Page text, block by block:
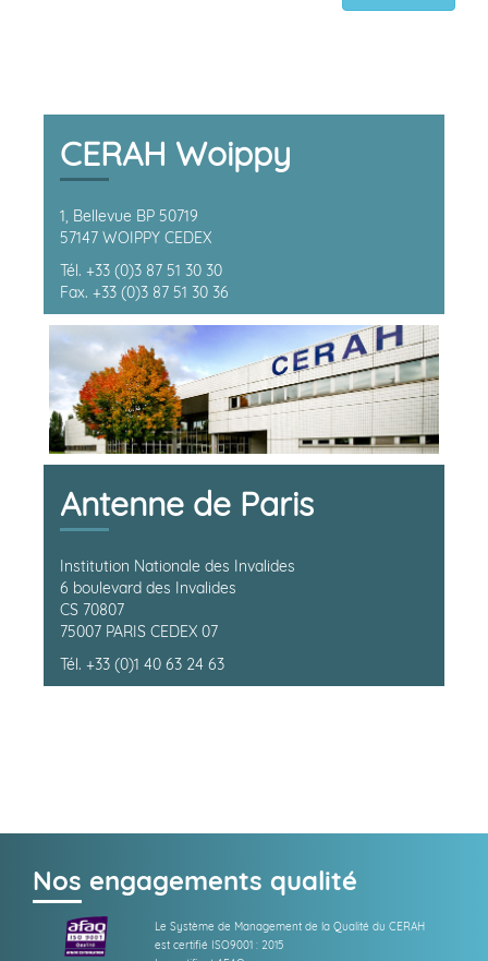
CERAH Woippy
1, Bellevue BP 50719
57147 WOIPPY CEDEX
Tél. +33 (0)3 87 51 30 30
Fax. +33 (0)3 87 51 30 36
Antenne de Paris
Institution Nationale des Invalides
6 boulevard des Invalides
CS 70807
75007 PARIS CEDEX 07
Tél. +33 (0)1 40 63 24 63
Nos engagements qualité
Le Système de Management de la Qualité du CERAH
est certifié ISO9001 : 2015